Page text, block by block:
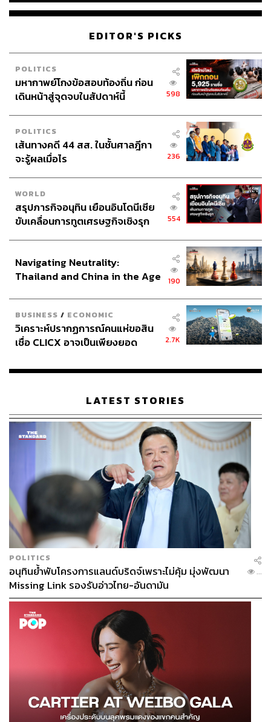
EDITOR'S PICKS
POLITICS
มหากาพย์โกงข้อสอบท้องถิ่น ก่อน
เดินหน้าสู่จุดจบในสัปดาห์นี้
598
POLITICS
เส้นทางคดี 44 สส. ในชั้นศาลฎีกา
จะรู้ผลเมื่อไร
236
WORLD
สรุปภารกิจอนุทิน เยือนอินโดนีเซีย
ขับเคลื่อนการทูตเศรษฐกิจเชิงรุก
554
Navigating Neutrality:
Thailand and China in the Age
190
BUSINESS / ECONOMIC
วิเคราะห์ปรากฏการณ์คนแห่ขอสิน
เชื่อ CLICX อาจเป็นเพียงยอด
เรือนไทยที่ถูกซุกไว้
2.7K
LATEST STORIES
POLITICS
อนุทินย้ำพับโครงการแลนด์บริดจ์เพราะไม่คุ้ม มุ่งพัฒนา
Missing Link รองรับอ่าวไทย-อันดามัน
...